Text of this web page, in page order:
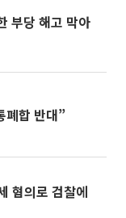
부당 해고 막아
폐합 반대”
혐의로 검찰에